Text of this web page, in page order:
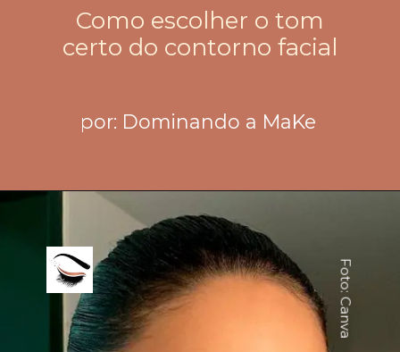
Como escolher o tom
certo do contorno facial
por: Dominando a MaKe
Foto: Canva